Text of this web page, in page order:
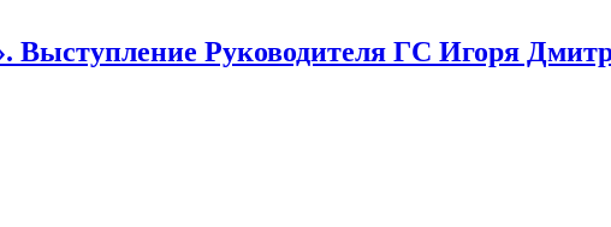
Руководителя ГС Игоря